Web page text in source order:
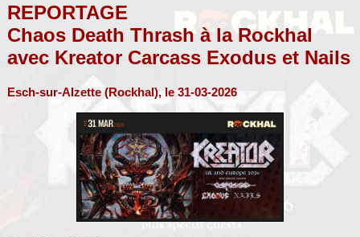
REPORTAGE
Chaos Death Thrash à la Rockhal
avec Kreator Carcass Exodus et Nails
Esch-sur-Alzette (Rockhal), le 31-03-2026